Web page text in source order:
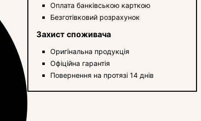
Оплата банківською карткою
Безготівковий розрахунок
Захист споживача
Оригінальна продукція
Офіційна гарантія
Повернення на протязі 14 днів